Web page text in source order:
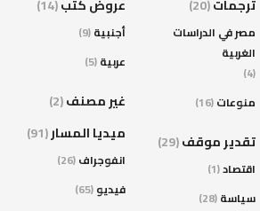
ترجمات(20)
مصر في الدراسات
الغربية
(4)
منوعات(16)
تقدير موقف(29)
اقتصاد(1)
سياسة(28)
عروض كتب(14)
أجنبية(9)
عربية(5)
غير مصنف(2)
ميديا المسار(91)
انفوجراف(26)
فيديو(65)